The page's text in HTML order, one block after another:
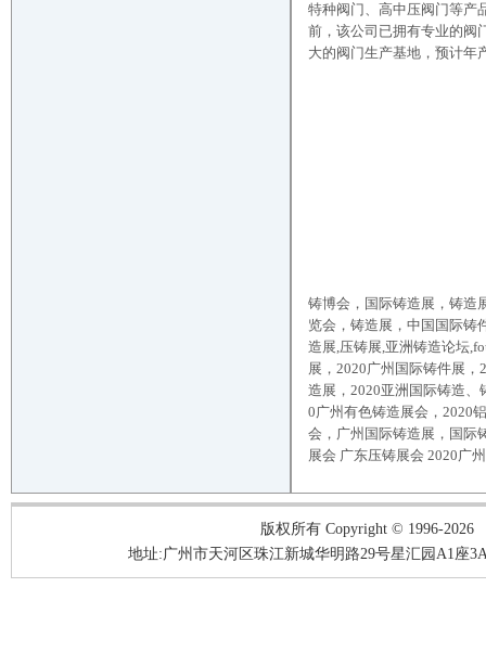
特种阀门、高中压阀门等产
前，该公司已拥有专业的阀
大的阀门生产基地，预计年
铸博会， 国际铸造展，铸造
览会，铸造展，中国国际铸
造展,压铸展,亚洲铸造论坛
展， 2020广州 国际铸件展，
造展， 2020亚洲国际铸造、
0广州 有色铸造展会， 2020
会， 广州 国际铸造展，国际
展会 广东压铸展会 2020广州
版权所有 Copyright © 1996-2026
地址:广州市天河区珠江新城华明路29号星汇园A1座